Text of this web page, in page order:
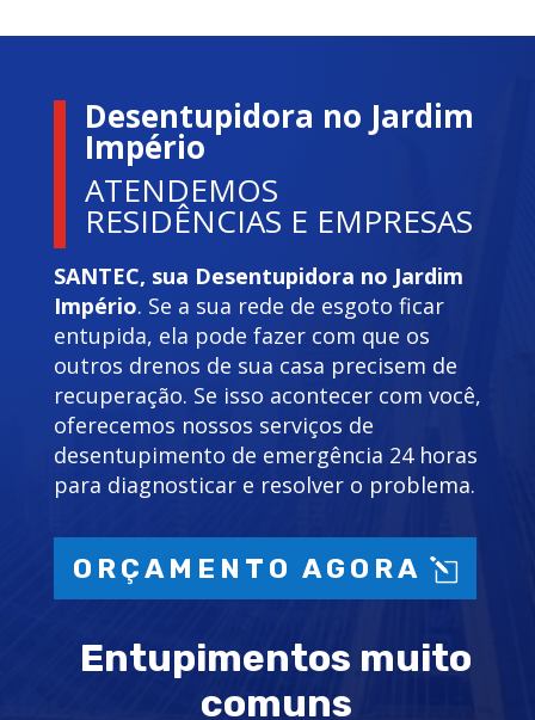
Desentupidora no Jardim
Império
ATENDEMOS
RESIDÊNCIAS E EMPRESAS
SANTEC, sua Desentupidora no Jardim
Império. Se a sua rede de esgoto ficar
entupida, ela pode fazer com que os
outros drenos de sua casa precisem de
recuperação. Se isso acontecer com você,
oferecemos nossos serviços de
desentupimento de emergência 24 horas
para diagnosticar e resolver o problema.
ORÇAMENTO AGORA
Entupimentos muito
comuns